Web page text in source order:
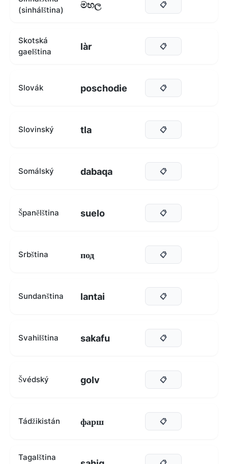
(sinhálština)
මහල 📋
Skotská
gaelština
làr 📋
Slovák poschodie 📋
Slovinský tla 📋
Somálský dabaqa 📋
Španělština suelo 📋
Srbština под 📋
Sundanština lantai 📋
Svahilština sakafu 📋
Švédský golv 📋
Tádžikistán фарш 📋
Tagalština